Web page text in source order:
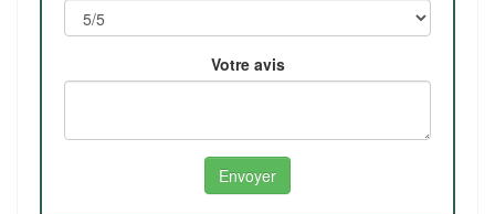
Votre avis